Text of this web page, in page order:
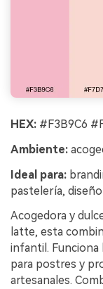
HEX: #F3B9C6
Ambiente:
Ideal para:
pastelería,
Acogedora y
latte, esta
infantil. Funciona
para postres y
artesanales.